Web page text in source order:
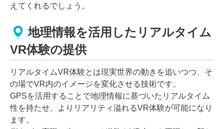
えてくれるでしょう。
地理情報を活用したリアルタイム
VR体験の提供
リアルタイムVR体験とは現実世界の動きを追いつつ、そ
の場でVR内のイメージを変化させる技術です。
GPSを活用することで地理情報に基づいたリアルタイム
性を持たせ、よりリアリティ溢れるVR体験が可能になり
ます。